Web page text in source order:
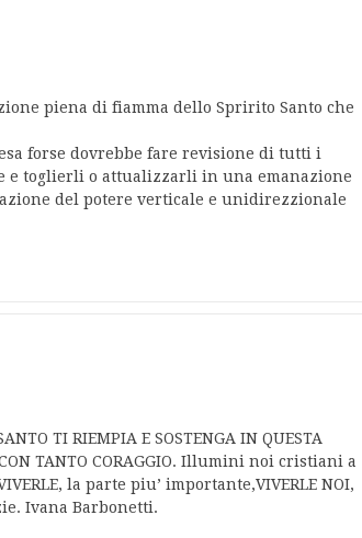
piena di fiamma dello Spririto Santo che
forse dovrebbe fare revisione di tutti i
e toglierli o attualizzarli in una emanazione
del potere verticale e unidirezzionale
TI RIEMPIA E SOSTENGA IN QUESTA
CON TANTO CORAGGIO. Illumini noi cristiani a
la parte piu’ importante,VIVERLE NOI,
Ivana Barbonetti.